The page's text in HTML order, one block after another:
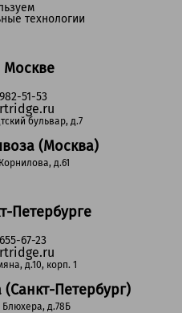
51-53
бульвар, д.7
(Москва)
д.61
Петербурге
67-23
д.10, корп. 1
Петербург)
д.78Б
технологии